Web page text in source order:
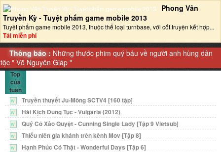
Phong Vân
Truyền Kỳ - Tuyệt phẩm game mobile 2013‎
Tuyệt phẩm game mobile 2013, thuộc thể loại turnbase, với cốt truyện kết hợp...
Tải miễn phí
Thông báo : Những thước phim quý báu về người anh hùng dân
tộc "Võ Nguyên Giáp "
Top
của
tuần
W Truyền thuyết Ju-Mông SCTV4 [160 tập]
W Hài Kịch Dung Tục - Vulgaria (2012)
W Quý Cô Xảo Quyệt - Cunning Single Lady [Tập 9 Vietsub]
W Thiếu niên gia khánh trên kênh Mov [Tập 8]
W Hạnh Phúc Có Thật - Wonderful Days [Tập 6]